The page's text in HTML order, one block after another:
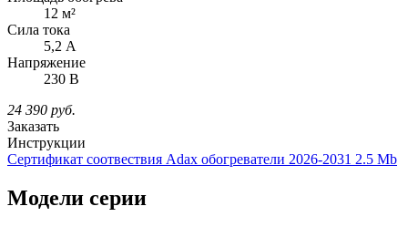
12 м²
Сила тока
5,2 А
Напряжение
230 В
24 390 руб.
Заказать
Инструкции
Сертификат соотвествия Adax обогреватели 2026-2031 2.5 Mb
Модели серии